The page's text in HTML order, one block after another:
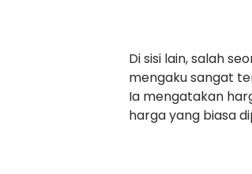
Di sisi lain, salah
mengaku sangat
Ia mengatakan
harga yang biasa